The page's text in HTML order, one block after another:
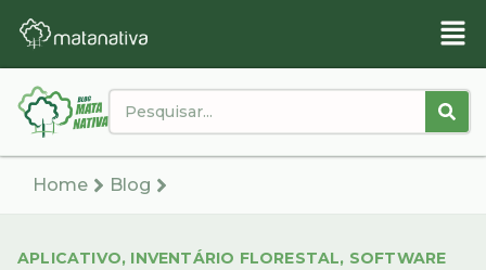
Home Blog
APLICATIVO, INVENTÁRIO FLORESTAL, SOFTWARE